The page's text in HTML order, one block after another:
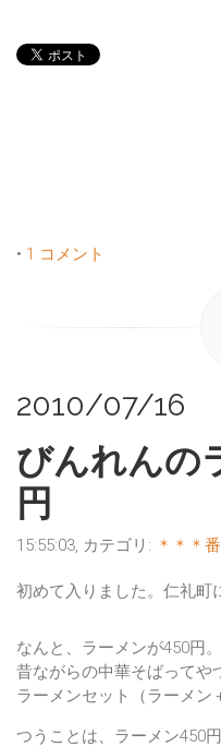
• 1 コメント
2010/07/16
びんれんの
円
15:55:03, カテゴリ: ＊＊＊
初めて入りました。仁礼町
なんと、ラーメンが450円。
昔ながらの中華そばってや
ラーメンセット（ラーメン
つうことは、ラーメン450